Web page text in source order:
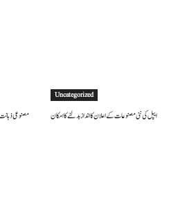
Uncategorized
ایپل کی نئی مصنوعات کے اعلان کا انداز بدلنے کا امکان
مصنوعی